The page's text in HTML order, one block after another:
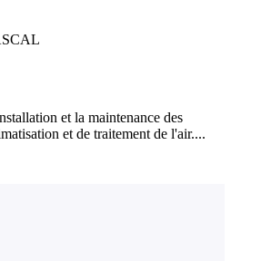
et la maintenance des
et de traitement de l'air....